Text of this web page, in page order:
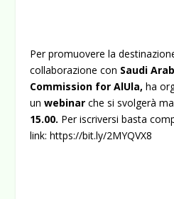
Per promuovere la
collaborazione con Saudi
Commission for AlUla, ha
unwebinar che si svolgerà
15.00. Per iscriversi basta
link:https://bit.ly/2MYQVX8